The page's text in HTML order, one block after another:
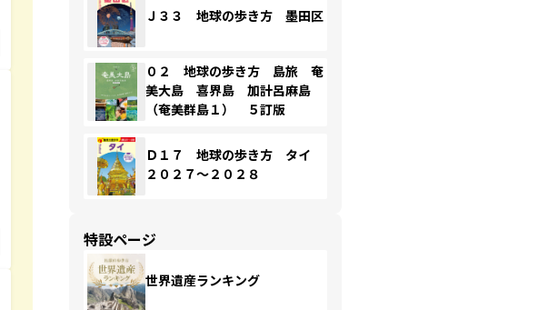
Ｊ３３ 地球の歩き方 墨田区
０２ 地球の歩き方 島旅 奄
美大島 喜界島 加計呂麻島
（奄美群島１） ５訂版
Ｄ１７ 地球の歩き方 タイ
２０２７～２０２８
特設ページ
世界遺産ランキング